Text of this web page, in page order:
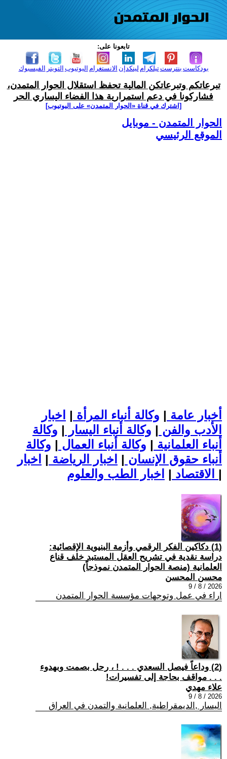
تابعونا على:
الفيسبوك التويتر اليوتيوب الانستغرام لينكدإن تيلكرامبنترست بودكاست
تبرعاتكم وتبرعاتكن المالية تحفظ استقلال الحوار المتمدن،
فشاركونا في دعم استمرارية هذا الفضاء اليساري الحر
[اشترك في قناة ‫«الحوار المتمدن» على اليوتيوب]
الحوار المتمدن - موبايل
الموقع الرئيسي
أخبار عامة | وكالة أنباء المرأة | اخبار
الأدب والفن | وكالة أنباء اليسار | وكالة
أنباء العلمانية | وكالة أنباء العمال | وكالة
أنباء حقوق الإنسان | اخبار الرياضة | اخبار
الاقتصاد | |
(1) دكاكين الفكر الرقمي وأزمة البنيوية الإقصائية:
دراسة نقدية في تشريح العقل المستبد خلف قناع
العلمانية (منصة الحوار المتمدن نموذجاً)
محسن المحسن
2026 / 8 / 9
اراء في عمل وتوجهات مؤسسة الحوار المتمدن
(2) وداعاً فيصل السعدي . . . ! ، رحل بصمت وبهدوء
. . . مواقف بحاجة إلى تفسيرات!
علاء مهدي
2026 / 8 / 9
اليسار ,الديمقراطية, العلمانية والتمدن في العراق